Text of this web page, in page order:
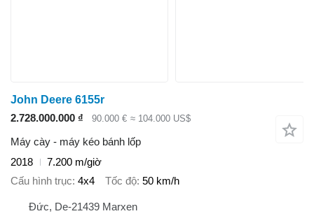
John Deere 6155r
2.728.000.000 ₫
90.000 € ≈ 104.000 US$
Máy cày - máy kéo bánh lốp
2018
7.200 m/giờ
Cấu hình trục 4x4 Tốc độ 50 km/h
Đức, De-21439 Marxen